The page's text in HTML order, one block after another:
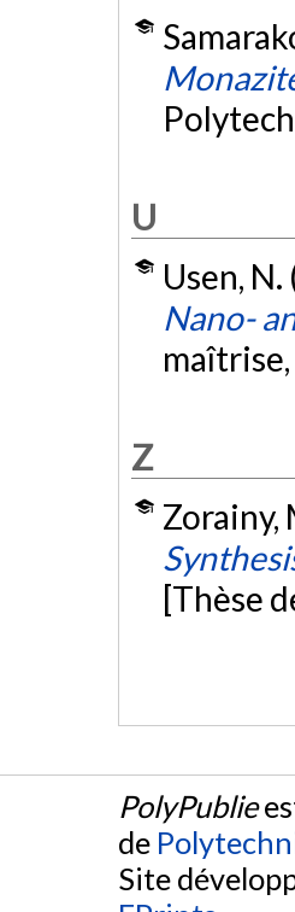
U
Usen,
Nano-
Z
Zorainy,
[Thèse
PolyPublie
de
Site